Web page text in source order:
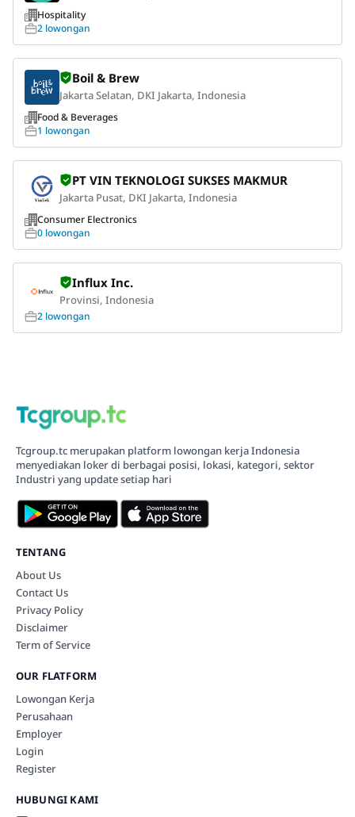
Hospitality
2 lowongan
Boil & Brew
Jakarta Selatan, DKI Jakarta, Indonesia
Food & Beverages
1 lowongan
PT VIN TEKNOLOGI SUKSES MAKMUR
Jakarta Pusat, DKI Jakarta, Indonesia
Consumer Electronics
0 lowongan
Influx Inc.
Provinsi, Indonesia
2 lowongan
Tcgroup.tc merupakan platform lowongan kerja Indonesia
menyediakan loker di berbagai posisi, lokasi, kategori, sektor
Industri yang update setiap hari
TENTANG
About Us
Contact Us
Privacy Policy
Disclaimer
Term of Service
OUR FLATFORM
Lowongan Kerja
Perusahaan
Employer
Login
Register
HUBUNGI KAMI